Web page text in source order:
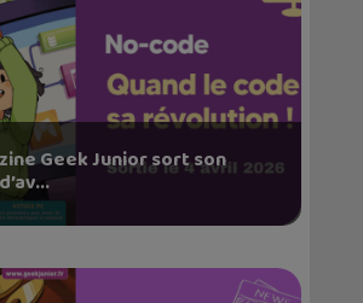
Geek Junior sort son